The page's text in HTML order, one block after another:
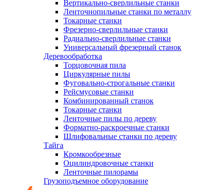
Вертикально-сверлильные станки
Ленточнопильные станки по металлу
Токарные станки
Фрезерно-сверлильные станки
Радиально-сверлильные станки
Универсальный фрезерный станок
Деревообработка
Торцовочная пила
Циркулярные пилы
Фуговально-строгальные станки
Рейсмусовые станки
Комбинированный станок
Токарные станки
Ленточные пилы по дереву
Форматно-раскроечные станки
Шлифовальные станки по дереву
Тайга
Кромкообрезные
Оцилиндровочные станки
Ленточные пилорамы
Грузоподъемное оборудование